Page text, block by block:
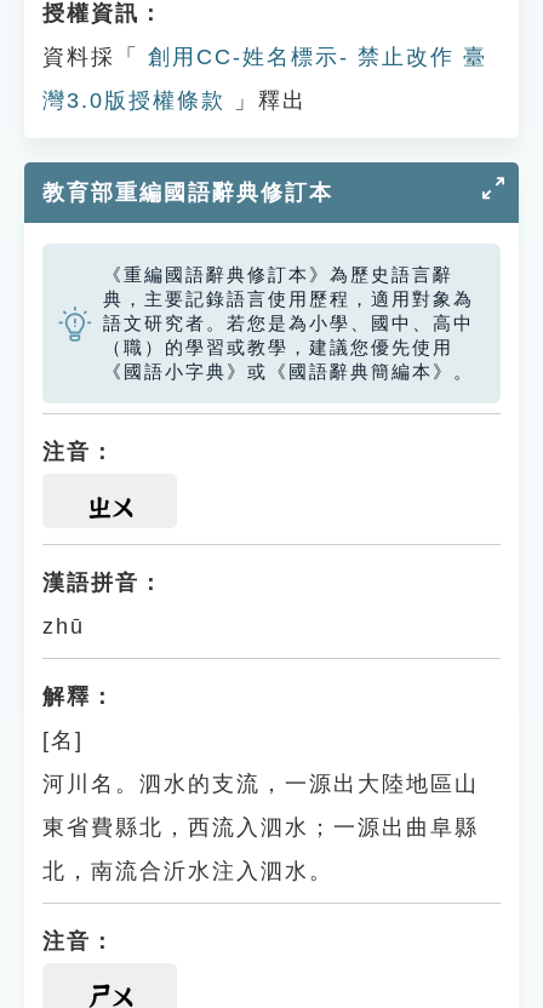
授權資訊：
資料採「
創用CC-姓名標示- 禁止改作 臺
灣3.0版授權條款
」釋出
教育部重編國語辭典修訂本
《重編國語辭典修訂本》為歷史語言辭
典，主要記錄語言使用歷程，適用對象為
語文研究者。若您是為小學、國中、高中
（職）的學習或教學，建議您優先使用
《國語小字典》或《國語辭典簡編本》。
注音：
ㄓㄨ
漢語拼音：
zhū
解釋：
[名]
河川名。泗水的支流，一源出大陸地區山
東省費縣北，西流入泗水；一源出曲阜縣
北，南流合沂水注入泗水。
注音：
ㄕㄨ